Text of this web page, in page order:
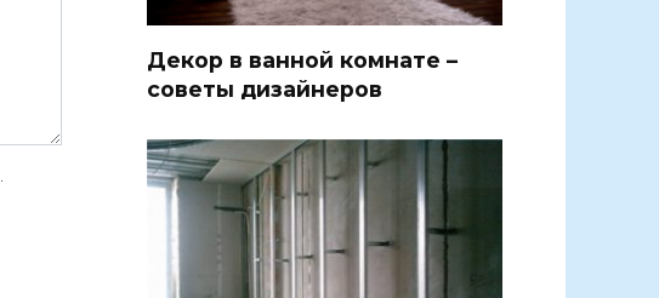
Декор в ванной комнате –
советы дизайнеров